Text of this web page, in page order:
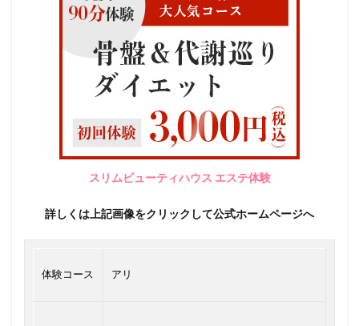
スリムビューティハウス エステ体験
詳しくは上記画像をクリックして公式ホームページへ
体験コース アリ